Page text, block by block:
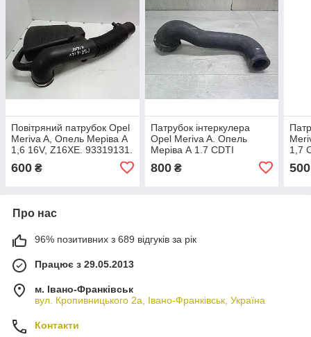
Повітряний патрубок Opel
Meriva A, Опель Меріва А
1,6 16V, Z16XE. 93319131.
600 ₴
Патрубок інтеркулера
Opel Meriva A. Опель
Меріва А 1.7 CDTI
800₴
1,7
500
Про нас
96% позитивних з 689 відгуків за рік
Працює з 29.05.2013
м. Івано-Франківськ
вул. Кропивницького 2а, Івано-Франківськ, Україна
Контакти